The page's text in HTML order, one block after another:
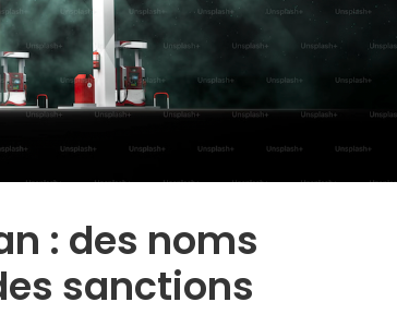
: des noms
sanctions